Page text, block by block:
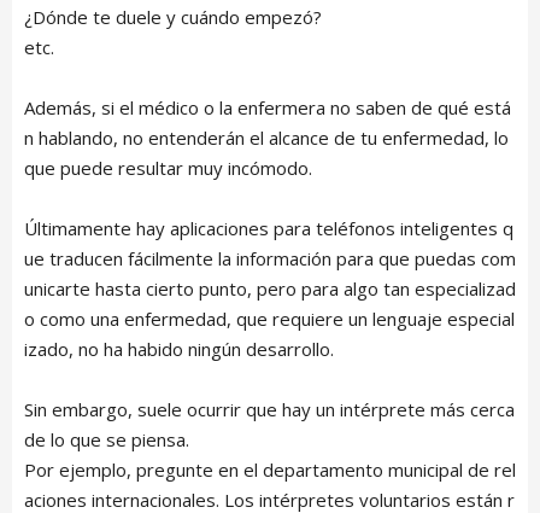
¿Dónde te duele y cuándo empezó?
etc.
Además, si el médico o la enfermera no saben de qué está
n hablando, no entenderán el alcance de tu enfermedad, lo
que puede resultar muy incómodo.
Últimamente hay aplicaciones para teléfonos inteligentes q
ue traducen fácilmente la información para que puedas com
unicarte hasta cierto punto, pero para algo tan especializad
o como una enfermedad, que requiere un lenguaje especial
izado, no ha habido ningún desarrollo.
Sin embargo, suele ocurrir que hay un intérprete más cerca
de lo que se piensa.
Por ejemplo, pregunte en el departamento municipal de rel
aciones internacionales. Los intérpretes voluntarios están r
TRAVEL
CONTACT